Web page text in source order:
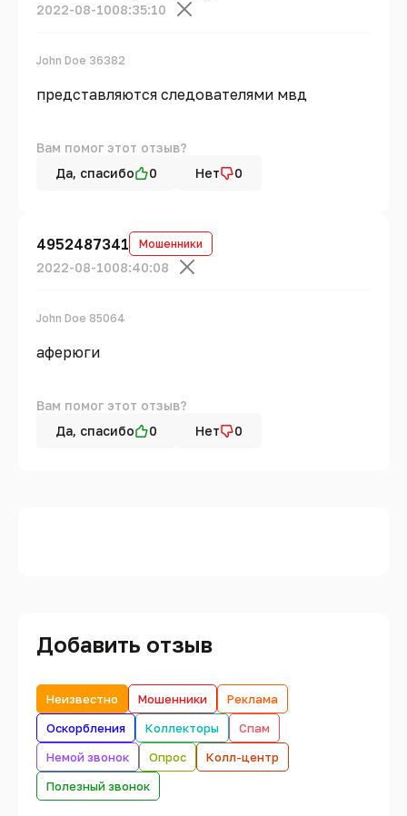
2022-08-1008:35:10
John Doe 36382
представляются следователями мвд
Вам помог этот отзыв?
Да, спасибо
0 Нет 0
4952487341 Мошенники
2022-08-1008:40:08
John Doe 85064
аферюги
Вам помог этот отзыв?
Да, спасибо
0 Нет 0
Добавить отзыв
Неизвестно Мошенники
Реклама
Оскорбления
Коллекторы
Спам
Немой звонок
Опрос
Колл-центр
Полезный звонок